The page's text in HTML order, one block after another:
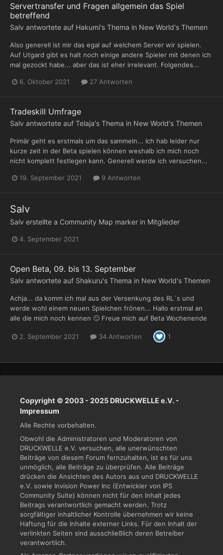
Servertransfer und Fragen allgemein das Spiel
betreffend
Salv antwortete auf Hakumi's Thema in New World's Themen
Also generell ist mir das egal auf welchem Server wir spielen.
Auf Utgard gibt es halt noch einige andere Spieler mit denen ich
mal gezockt habe... aber das ist eher irrelevant. Folgendes...
6. Oktober 2021 27 Antworten
Tradeskill Umfrage
Salv antwortete auf Telaja's Thema in New World's Themen
Primär geht es erstmals um das sammeln... Ich hab leider nur
kurze zeit in der Beta spielen können weshalb ich mich noch
nicht komplett festlegen kann. Generell werde ich versuchen...
19. September 2021 9 Antworten
Salv
Salv erstellte a Community Map marker in Mitglieder
4. September 2021
Open Beta, 09. bis 13. September
Salv antwortete auf Shakuru's Thema in New World's Themen
Achja... da komm ich mal aus der Versenkung des RL´s und
werde wohl einem neuen Spielchen frönen... Hallo erstmal an
alle die mich noch kennen 🙂 Freue mich auf Beta Wochenende
2. September 2021 34 Antworten 1
Copyright © 2003 - 2025 DRUCKWELLE e.V. -
Impressum
Alle Rechte vorbehalten.
Obwohl die Administratoren und Moderatoren von
DRUCKWELLE e.V. versuchen, alle unerwünschten
Beiträge von diesem Forum fernzuhalten, ist es für uns
unmöglich, alle Beiträge zu überprüfen. Alle Beiträge
drücken die Ansichten des Autors aus und DRUCKWELLE
e.V. sowie Invision Power Inc (Entwickler von IPS
Community Suite) können nicht für den Inhalt jedes
Beitrags verantwortlich gemacht werden. Trotz
sorgfältiger inhaltlicher Kontrolle übernehmen wir keine
Haftung für die Inhalte externer Links. Für den Inhalt der
verlinkten Seiten sind ausschließlich deren Betreiber
verantwortlich.